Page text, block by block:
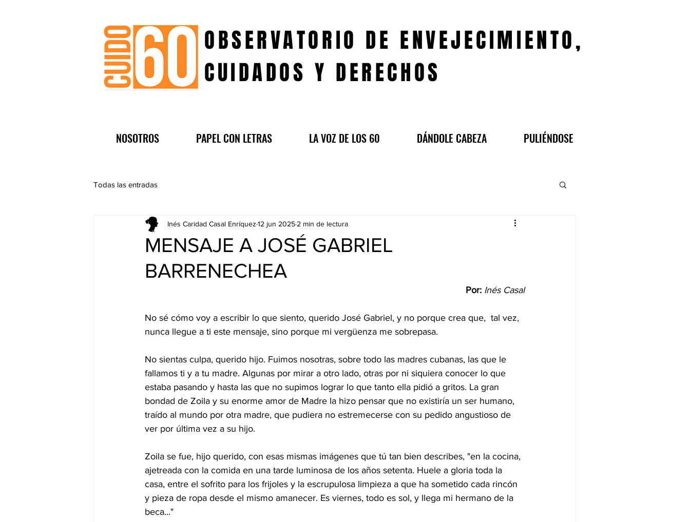
OBSERVATORIO DE ENVEJECIMIENTO,
CUIDADOS Y DERECHOS
NOSOTROS PAPEL CON LETRAS LA VOZ DE LOS 60 DÁNDOLE CABEZA PULIÉNDOSE
Todas las entradas
MENSAJE A JOSÉ GABRIEL
BARRENECHEA
Inés Caridad Casal Enríquez 12 jun 2025 2 min de lectura
Por: Inés Casal
No sé cómo voy a escribir lo que siento, querido José Gabriel, y no porque crea que,  tal vez,
nunca llegue a ti este mensaje, sino porque mi vergüenza me sobrepasa.
No sientas culpa, querido hijo. Fuimos nosotras, sobre todo las madres cubanas, las que le
fallamos ti y a tu madre. Algunas por mirar a otro lado, otras por ni siquiera conocer lo que
estaba pasando y hasta las que no supimos lograr lo que tanto ella pidió a gritos. La gran
bondad de Zoila y su enorme amor de Madre la hizo pensar que no existiría un ser humano,
traído al mundo por otra madre, que pudiera no estremecerse con su pedido angustioso de
ver por última vez a su hijo.
Zoila se fue, hijo querido, con esas mismas imágenes que tú tan bien describes, "en la cocina,
ajetreada con la comida en una tarde luminosa de los años setenta. Huele a gloria toda la
casa, entre el sofrito para los frijoles y la escrupulosa limpieza a que ha sometido cada rincón
y pieza de ropa desde el mismo amanecer. Es viernes, todo es sol, y llega mi hermano de la
beca..."